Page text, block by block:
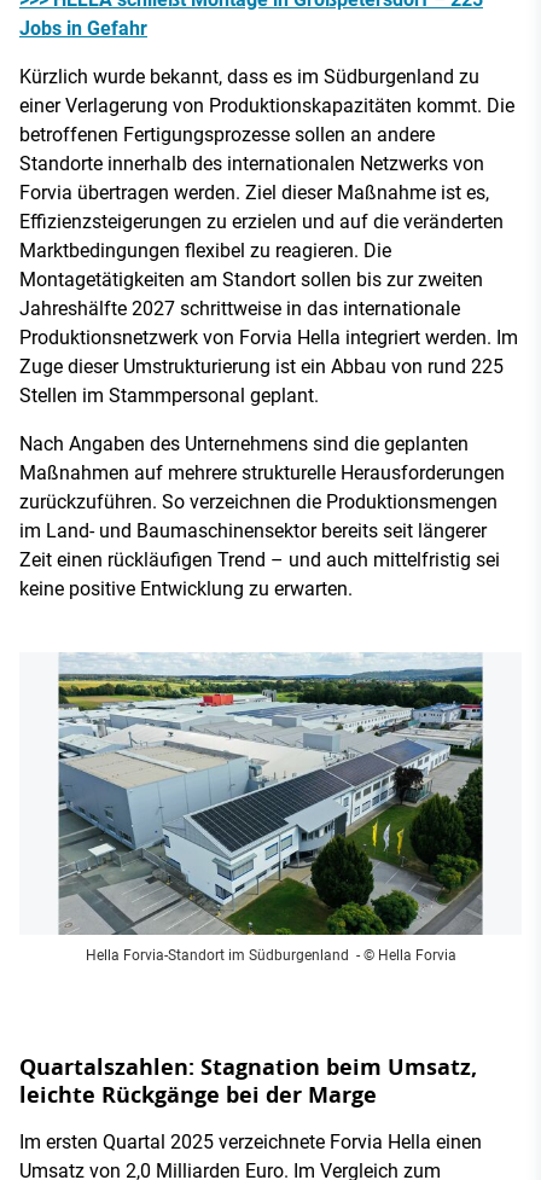
Jobs in Gefahr
Kürzlich wurde bekannt, dass es im Südburgenland zu
einer Verlagerung von Produktionskapazitäten kommt. Die
betroffenen Fertigungsprozesse sollen an andere
Standorte innerhalb des internationalen Netzwerks von
Forvia übertragen werden. Ziel dieser Maßnahme ist es,
Effizienzsteigerungen zu erzielen und auf die veränderten
Marktbedingungen flexibel zu reagieren. Die
Montagetätigkeiten am Standort sollen bis zur zweiten
Jahreshälfte 2027 schrittweise in das internationale
Produktionsnetzwerk von Forvia Hella integriert werden. Im
Zuge dieser Umstrukturierung ist ein Abbau von rund 225
Stellen im Stammpersonal geplant.
Nach Angaben des Unternehmens sind die geplanten
Maßnahmen auf mehrere strukturelle Herausforderungen
zurückzuführen. So verzeichnen die Produktionsmengen
im Land- und Baumaschinensektor bereits seit längerer
Zeit einen rückläufigen Trend – und auch mittelfristig sei
keine positive Entwicklung zu erwarten.
Hella Forvia-Standort im Südburgenland - © Hella Forvia
Quartalszahlen: Stagnation beim Umsatz,
leichte Rückgänge bei der Marge
Im ersten Quartal 2025 verzeichnete Forvia Hella einen
Umsatz von 2,0 Milliarden Euro. Im Vergleich zum